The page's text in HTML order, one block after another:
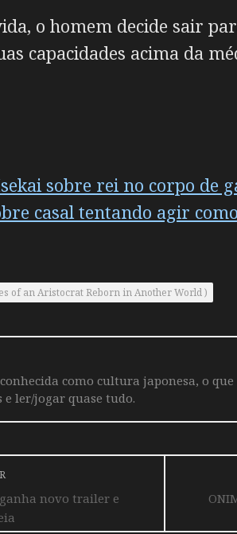
o homem decide sair
capacidades acima da
sobre rei no corpo de
casal tentando agir
of an Aristocrat Reborn in Another World )
como cultura japonesa, o
e ler/jogar quase tudo.
novo trailer e